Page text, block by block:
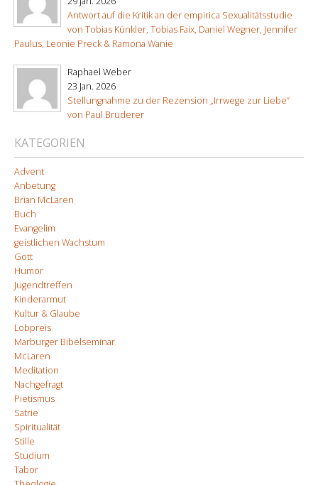
Antwort auf die Kritik an der empirica Sexualitätsstudie
von Tobias Künkler, Tobias Faix, Daniel Wegner, Jennifer
Paulus, Leonie Preck & Ramona Wanie
Raphael Weber
23 Jan. 2026
Stellungnahme zu der Rezension „Irrwege zur Liebe“
von Paul Bruderer
KATEGORIEN
Advent
Anbetung
Brian McLaren
Buch
Evangelim
geistlichen Wachstum
Gott
Humor
Jugendtreffen
Kinderarmut
Kultur & Glaube
Lobpreis
Marburger Bibelseminar
McLaren
Meditation
Nachgefragt
Pietismus
Satrie
Spiritualität
Stille
Studium
Tabor